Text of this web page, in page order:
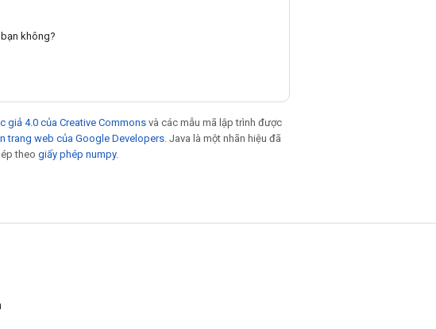
không?
giả 4.0 của Creative Commons và các mẫu mã lập trình được
trang web của Google Developers . Java là một nhãn hiệu đã
theo giấy phép numpy.